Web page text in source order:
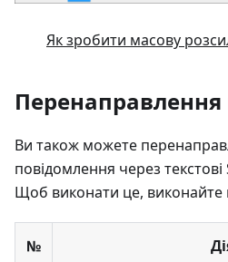
Як зробити масову
Перенаправлення
Ви також можете
повідомлення через
Щоб виконати це, виконайте
№